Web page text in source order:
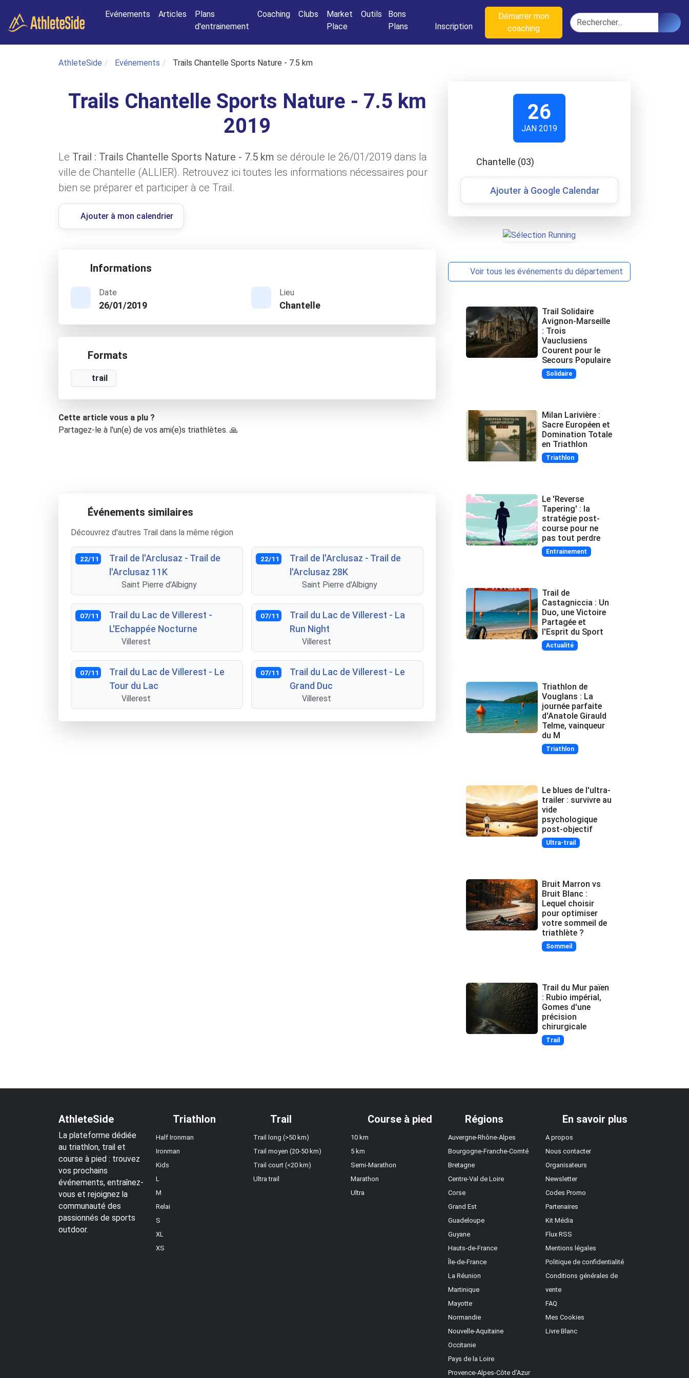
Evénements
Articles
Plans
d'entrainement
Coaching Clubs
Market
Place
Outils
Bons
Plans
Inscription
Démarrer mon
coaching
Rechercher
AthleteSide Evénements Trails Chantelle Sports Nature - 7.5 km
Trails Chantelle Sports Nature - 7.5 km
2019
Le Trail : Trails Chantelle Sports Nature - 7.5 km se déroule le 26/01/2019 dans la
ville de Chantelle (ALLIER). Retrouvez ici toutes les informations nécessaires pour
bien se préparer et participer à ce Trail.
Ajouter à mon calendrier
Informations
Date
26/01/2019
Lieu
Chantelle
Formats
trail
Cette article vous a plu ?
Partagez-le à l'un(e) de vos ami(e)s triathlètes. 🙏
Événements similaires
Découvrez d'autres Trail dans la même région
22/11
Trail de l'Arclusaz - Trail de
l'Arclusaz 11K
Saint Pierre d'Albigny
22/11
Trail de l'Arclusaz - Trail de
l'Arclusaz 28K
Saint Pierre d'Albigny
07/11
Trail du Lac de Villerest -
L'Echappée Nocturne
Villerest
07/11
Trail du Lac de Villerest - La
Run Night
Villerest
07/11
Trail du Lac de Villerest - Le
Tour du Lac
Villerest
07/11
Trail du Lac de Villerest - Le
Grand Duc
Villerest
26
JAN 2019
Chantelle (03)
Ajouter à Google Calendar
Voir tous les événements du département
Trail Solidaire
Avignon-Marseille
: Trois
Vauclusiens
Courent pour le
Secours Populaire
Solidaire
Milan Larivière :
Sacre Européen et
Domination Totale
en Triathlon
Triathlon
Le 'Reverse
Tapering' : la
stratégie post-
course pour ne
pas tout perdre
Entrainement
Trail de
Castagniccia : Un
Duo, une Victoire
Partagée et
l'Esprit du Sport
Actualité
Triathlon de
Vouglans : La
journée parfaite
d'Anatole Girauld
Telme, vainqueur
du M
Triathlon
Le blues de l'ultra-
trailer : survivre au
vide
psychologique
post-objectif
Ultra-trail
Bruit Marron vs
Bruit Blanc :
Lequel choisir
pour optimiser
votre sommeil de
triathlète ?
Sommeil
Trail du Mur païen
: Rubio impérial,
Gomes d'une
précision
chirurgicale
Trail
AthleteSide
La plateforme dédiée
au triathlon, trail et
course à pied : trouvez
vos prochains
événements, entraînez-
vous et rejoignez la
communauté des
passionnés de sports
outdoor.
Triathlon
Half Ironman
Ironman
Kids
L
M
Relai
S
XL
XS
Trail
Trail long (>50 km)
Trail moyen (20-50 km)
Trail court (<20 km)
Ultra trail
Course à pied
10 km
5 km
Semi-Marathon
Marathon
Ultra
Régions
Auvergne-Rhône-Alpes
Bourgogne-Franche-Comté
Bretagne
Centre-Val de Loire
Corse
Grand Est
Guadeloupe
Guyane
Hauts-de-France
Île-de-France
La Réunion
Martinique
Mayotte
Normandie
Nouvelle-Aquitaine
Occitanie
Pays de la Loire
Provence-Alpes-Côte d'Azur
En savoir plus
A propos
Nous contacter
Organisateurs
Newsletter
Codes Promo
Partenaires
Kit Média
Flux RSS
Mentions légales
Politique de confidentialité
Conditions générales de
vente
FAQ
Mes Cookies
Livre Blanc